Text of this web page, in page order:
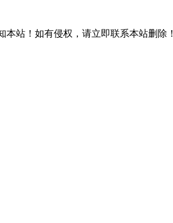
站！如有侵权，请立即联系本站删除！